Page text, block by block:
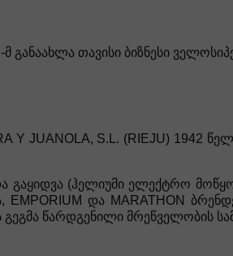
თავისი ბიზნესი
Y JUANOLA, S.L. (RIEJU) 1942
გაყიდვა (ჰელიუმი ელექტრო
და MARATHON
წარდგენილი მრეწველობის